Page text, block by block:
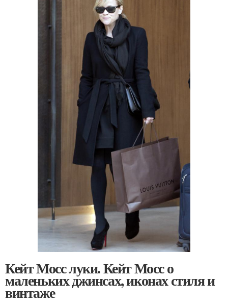
Кейт Мосс луки. Кейт Мосс о
маленьких джинсах, иконах стиля и
винтаже